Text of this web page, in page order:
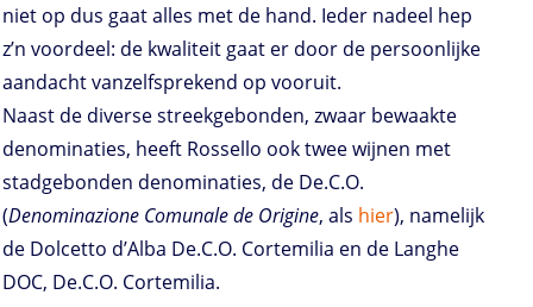
niet op dus gaat alles met de hand. Ieder nadeel hep
z’n voordeel: de kwaliteit gaat er door de persoonlijke
aandacht vanzelfsprekend op vooruit.
Naast de diverse streekgebonden, zwaar bewaakte
denominaties, heeft Rossello ook twee wijnen met
stadgebonden denominaties, de De.C.O.
(Denominazione Comunale de Origine, als hier), namelijk
de Dolcetto d’Alba De.C.O. Cortemilia en de Langhe
DOC, De.C.O. Cortemilia.